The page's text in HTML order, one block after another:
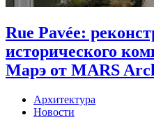
Rue Pavée:
исторического
Марэ от MARS
Архитектура
Новости